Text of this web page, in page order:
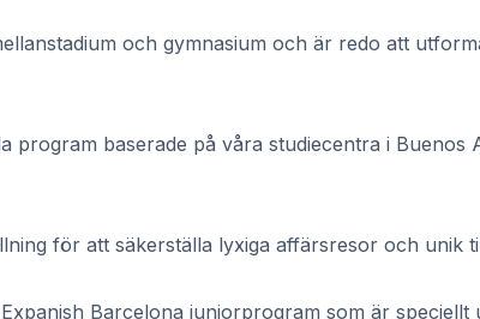
och gymnasium och är redo att
program baserade på våra studiecentra i
för att säkerställa lyxiga affärsresor och unik
Barcelona juniorprogram som är